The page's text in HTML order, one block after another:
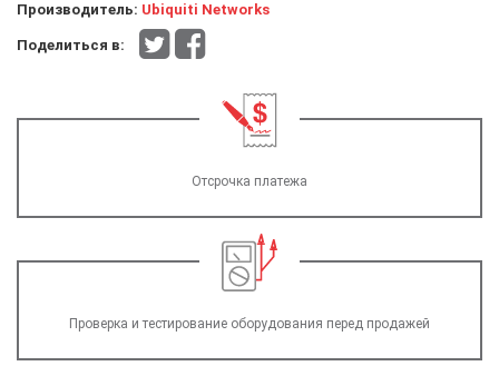
Производитель: Ubiquiti Networks
Поделиться в:
Отсрочка платежа
Проверка и тестирование оборудования перед продажей